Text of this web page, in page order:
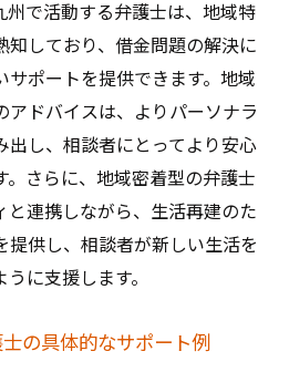
州で活動する弁護士は、地域特
知しており、借金問題の解決に
サポートを提供できます。地域
アドバイスは、よりパーソナラ
出し、相談者にとってより安心
。さらに、地域密着型の弁護士
と連携しながら、生活再建のた
提供し、相談者が新しい生活を
に支援します。
の具体的なサポート例